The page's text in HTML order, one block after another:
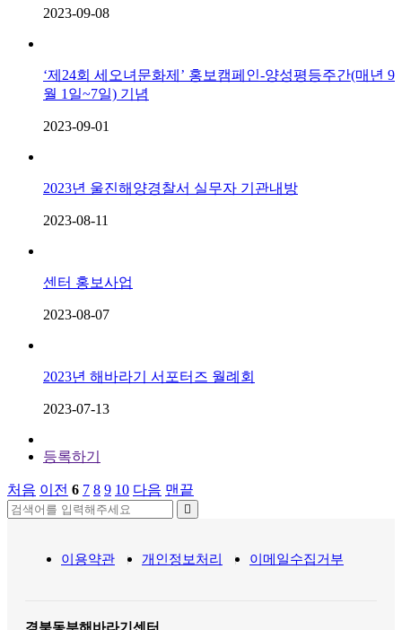
2023-09-08
‘제24회 세오녀문화제’ 홍보캠페인-양성평등주간(매년 9
월 1일~7일) 기념
2023-09-01
2023년 울진해양경찰서 실무자 기관내방
2023-08-11
센터 홍보사업
2023-08-07
2023년 해바라기 서포터즈 월례회
2023-07-13
등록하기
처음 이전 6 7 8 9 10 다음 맨끝
이용약관 개인정보처리 이메일수집거부